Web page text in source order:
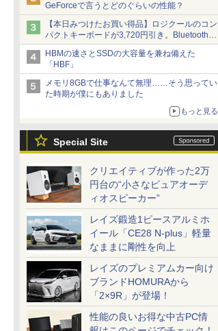
GeForceで言うとどのぐらいの性能？
【本日みつけたお買い得品】ロジクールのコン
パクトキーボードが3,720円引き。Bluetoothで3
台接続対応
HBMの速さとSSDの大容量を兼ね備えた
「HBF」
メモリ8GBで仕事なんて無理……そう思ってい
た時期が僕にもありました
もっと見る
Special Site
クリエイティブが作った2万
円台の“小さなピュアオーデ
ィオスピーカー”
レイズ鍛造1ピースアルミホ
イール「CE28 N-plus」軽量
なままに剛性を向上
レイズのプレミアムカー向け
ブランドHOMURAから
「2×9R」が登場！
性能の良いお得な中古PC情